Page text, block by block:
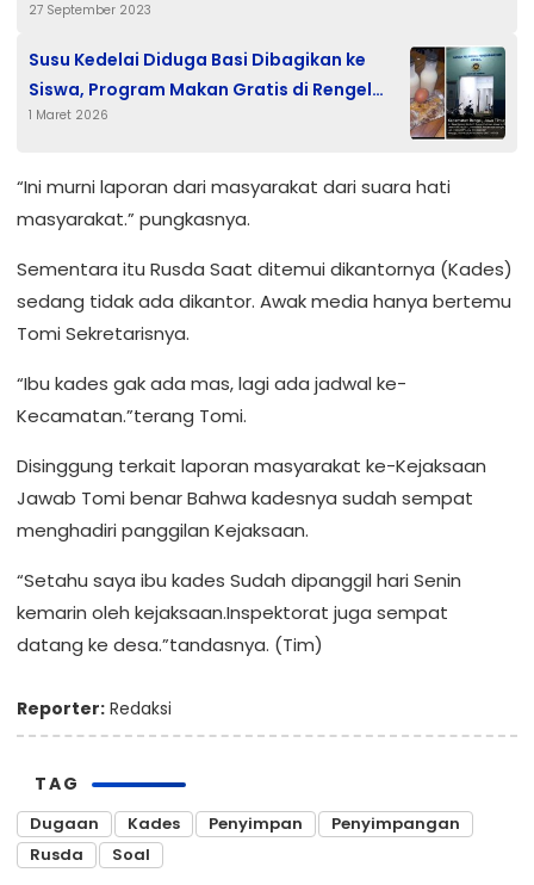
27 September 2023
Susu Kedelai Diduga Basi Dibagikan ke
Siswa, Program Makan Gratis di Rengel
Tuban Disorot
1 Maret 2026
“Ini murni laporan dari masyarakat dari suara hati
masyarakat.” pungkasnya.
Sementara itu Rusda Saat ditemui dikantornya (Kades)
sedang tidak ada dikantor. Awak media hanya bertemu
Tomi Sekretarisnya.
“Ibu kades gak ada mas, lagi ada jadwal ke-
Kecamatan.”terang Tomi.
Disinggung terkait laporan masyarakat ke-Kejaksaan
Jawab Tomi benar Bahwa kadesnya sudah sempat
menghadiri panggilan Kejaksaan.
“Setahu saya ibu kades Sudah dipanggil hari Senin
kemarin oleh kejaksaan.Inspektorat juga sempat
datang ke desa.”tandasnya. (Tim)
Reporter: Redaksi
TAG
Dugaan Kades Penyimpan
Penyimpangan
Rusda
Soal